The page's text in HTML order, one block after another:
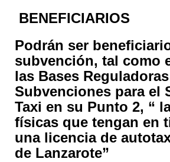
BENEFICIARIOS
Podrán ser
subvención, tal como
las Bases
Subvenciones para el
Taxi en su Punto 2, “
físicas que tengan en
una licencia de
de Lanzarote”